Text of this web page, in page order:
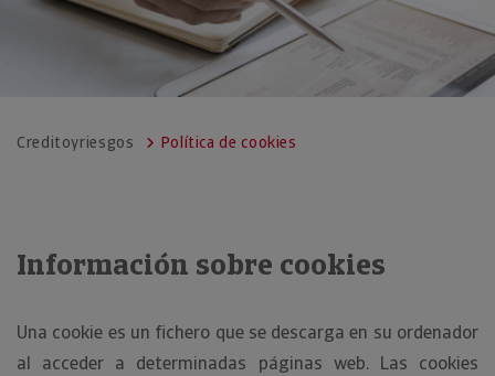
Creditoyriesgos Política de cookies
Información sobre cookies
Una cookie es un fichero que se descarga en su ordenador
al acceder a determinadas páginas web. Las cookies